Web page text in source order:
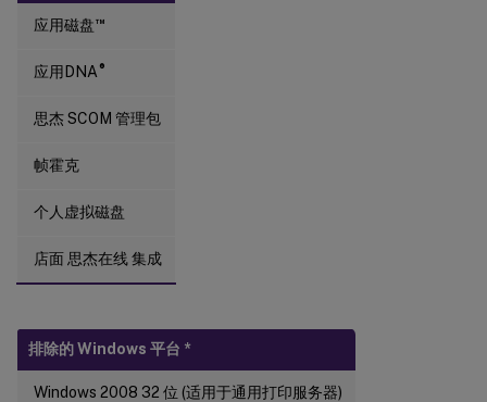
应用磁盘™
应用DNA®
思杰 SCOM 管理包
帧霍克
个人虚拟磁盘
店面 思杰在线 集成
排除的 Windows 平台 *
Windows 2008 32 位 (适用于通用打印服务器)